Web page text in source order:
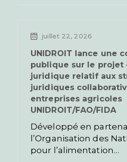
juillet 22, 2026
UNIDROIT lance une
publique sur le projet
juridique relatif aux
juridiques
entreprises agricoles
UNIDROIT/FAO/FIDA
Développé en
l’Organisation des
pour l’alimentation…